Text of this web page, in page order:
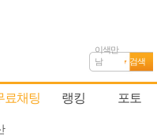
이색만
남
검색
료채팅 랭킹 포토